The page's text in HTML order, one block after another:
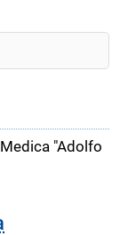
"Adolfo